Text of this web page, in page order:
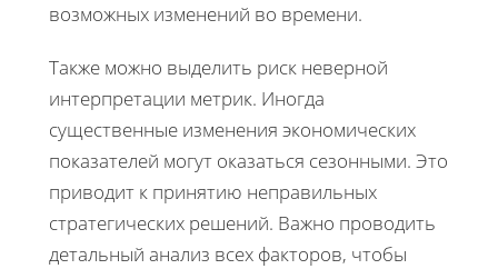
возможных изменений во времени.
Также можно выделить риск неверной
интерпретации метрик. Иногда
существенные изменения экономических
показателей могут оказаться сезонными. Это
приводит к принятию неправильных
стратегических решений. Важно проводить
детальный анализ всех факторов, чтобы